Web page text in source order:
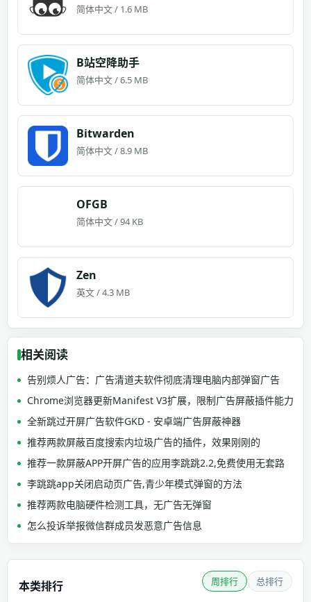
简体中文 / 1.6 MB
B站空降助手
简体中文 / 6.5 MB
Bitwarden
简体中文 / 8.9 MB
OFGB
简体中文 / 94 KB
Zen
英文 / 4.3 MB
相关阅读
告别烦人广告：广告清道夫软件彻底清理电脑内部弹窗广告
Chrome浏览器更新Manifest V3扩展，限制广告屏蔽插件能力
全新跳过开屏广告软件GKD - 安卓端广告屏蔽神器
推荐两款屏蔽百度搜索内垃圾广告的插件，效果刚刚的
推荐一款屏蔽APP开屏广告的应用李跳跳2.2,免费使用无套路
李跳跳app关闭启动页广告,青少年模式弹窗的方法
推荐两款电脑硬件检测工具，无广告无弹窗
怎么投诉举报微信群成员发恶意广告信息
本类排行 周排行 总排行